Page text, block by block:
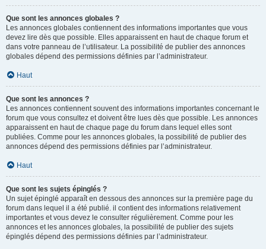
Que sont les annonces globales ?
Les annonces globales contiennent des informations importantes que vous
devez lire dès que possible. Elles apparaissent en haut de chaque forum et
dans votre panneau de l’utilisateur. La possibilité de publier des annonces
globales dépend des permissions définies par l’administrateur.
Haut
Que sont les annonces ?
Les annonces contiennent souvent des informations importantes concernant le
forum que vous consultez et doivent être lues dès que possible. Les annonces
apparaissent en haut de chaque page du forum dans lequel elles sont
publiées. Comme pour les annonces globales, la possibilité de publier des
annonces dépend des permissions définies par l’administrateur.
Haut
Que sont les sujets épinglés ?
Un sujet épinglé apparaît en dessous des annonces sur la première page du
forum dans lequel il a été publié. il contient des informations relativement
importantes et vous devez le consulter régulièrement. Comme pour les
annonces et les annonces globales, la possibilité de publier des sujets
épinglés dépend des permissions définies par l’administrateur.